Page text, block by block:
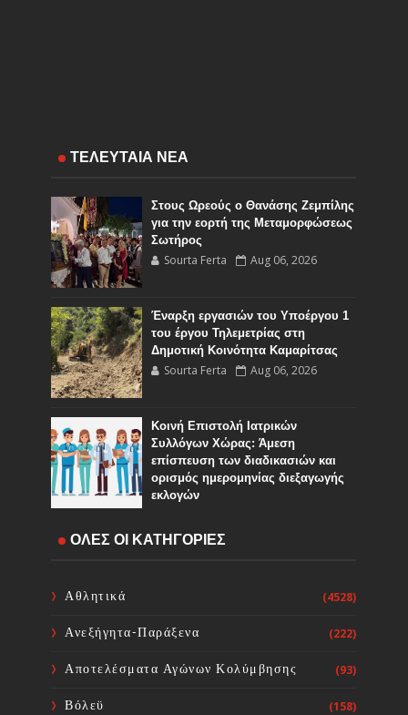
ΤΕΛΕΥΤΑΙΑ ΝΕΑ
Στους Ωρεούς ο Θανάσης Ζεμπίλης
για την εορτή της Μεταμορφώσεως
Σωτήρος
Sourta Ferta Aug 06, 2026
Έναρξη εργασιών του Υποέργου 1
του έργου Τηλεμετρίας στη
Δημοτική Κοινότητα Καμαρίτσας
Sourta Ferta Aug 06, 2026
Κοινή Επιστολή Ιατρικών
Συλλόγων Χώρας: Άμεση
επίσπευση των διαδικασιών και
ορισμός ημερομηνίας διεξαγωγής
εκλογών
και νοσηλευτές για τις δομές Υγείας
Sourta Ferta
Πολύ υψηλός κίνδυνος πυρκαγιάς
ΟΛΕΣ ΟΙ ΚΑΤΗΓΟΡΙΕΣ
Αθλητικά (4528)
Ανεξήγητα-Παράξενα (222)
Αποτελέσματα Αγώνων Κολύμβησης (93)
Βόλεϋ (158)